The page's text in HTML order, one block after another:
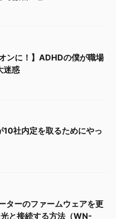
ンに！】ADHDの僕が職場
迷惑
社内定を取るためにやっ
ターのファームウェアを更
と接続する方法（WN-